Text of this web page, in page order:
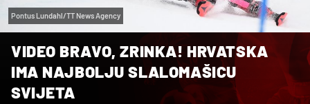
Pontus Lundahl/TT News Agency
VIDEO BRAVO, ZRINKA! HRVATSKA
IMA NAJBOLJU SLALOMAŠICU
SVIJETA